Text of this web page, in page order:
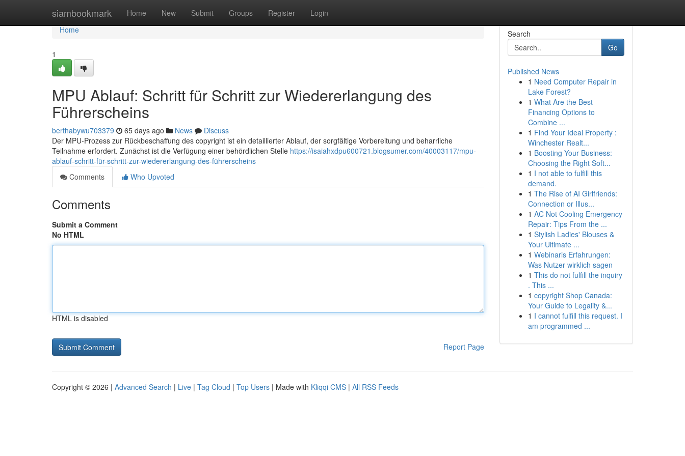
siambookmark Home New Submit Groups Register Login
Home
Home
1
MPU Ablauf: Schritt für Schritt zur Wiedererlangung des
Führerscheins
berthabywu703379 65 days ago News
Discuss
Der MPU-Prozess zur Rückbeschaffung des copyright ist ein detaillierter Ablauf, der sorgfältige Vorbereitung und beharrliche
Teilnahme erfordert. Zunächst ist die Verfügung einer behördlichen Stelle https://isaiahxdpu600721.blogsumer.com/40003117/mpu-
ablauf-schritt-für-schritt-zur-wiedererlangung-des-führerscheins
Comments
Who Upvoted
Comments
Submit a Comment
No HTML
HTML is disabled
Report Page
Search
Go
Published News
1 Need Computer Repair in
Lake Forest?
1 What Are the Best
Financing Options to
Combine ...
1 Find Your Ideal Property :
Winchester Realt...
1 Boosting Your Business:
Choosing the Right Soft...
1 I not able to fulfill this
demand.
1 The Rise of AI Girlfriends:
Connection or Illus...
1 AC Not Cooling Emergency
Repair: Tips From the ...
1 Stylish Ladies' Blouses &
Your Ultimate ...
1 Webinaris Erfahrungen:
Was Nutzer wirklich sagen
1 This do not fulfill the inquiry
. This ...
1 copyright Shop Canada:
Your Guide to Legality &...
1 I cannot fulfill this request. I
am programmed ...
Copyright © 2026 | Advanced Search | Live | Tag Cloud | Top Users | Made with Kliqqi CMS | All RSS Feeds